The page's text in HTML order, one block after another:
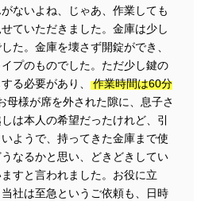
ないよね、じゃあ、作業しても
ていただきました。金庫は少し
た。金庫を壊さず開錠ができ、
プのものでした。ただ少し鍵の
る必要があり、
作業時間は60分
母様が席を外された隙に、息子さ
は本人の希望だったけれど、引
ようで、持ってきた金庫まで使
なるかと思い、どきどきしてい
すと言われました。お役に立
社は至急というご依頼も、日時